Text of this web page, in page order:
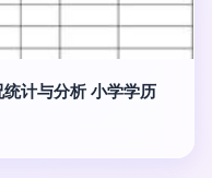
计与分析 小学学历